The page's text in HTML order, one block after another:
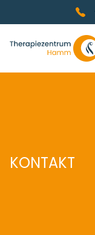
KONTAKT